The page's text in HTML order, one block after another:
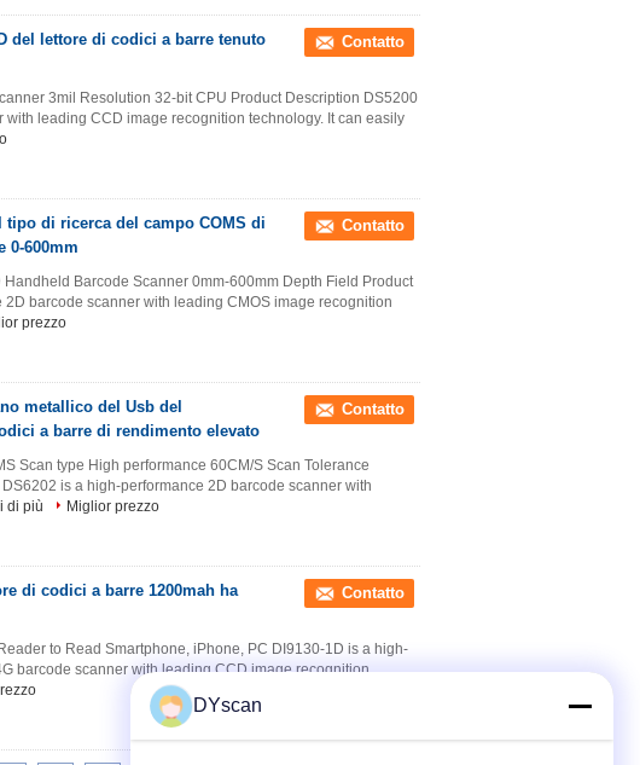
del lettore di codici a barre tenuto
Contatto
3mil Resolution 32-bit CPU Product Description DS5200
leading CCD image recognition technology. It can easily
di ricerca del campo COMS di
0-600mm
Contatto
Barcode Scanner 0mm-600mm Depth Field Product
barcode scanner with leading CMOS image recognition
prezzo
metallico del Usb del
a barre di rendimento elevato
Contatto
Scan type High performance 60CM/S Scan Tolerance
is a high-performance 2D barcode scanner with
di più Miglior prezzo
di codici a barre 1200mah ha
Contatto
to Read Smartphone, iPhone, PC DI9130-1D is a high-
barcode scanner with leading CCD image recognition
DYscan